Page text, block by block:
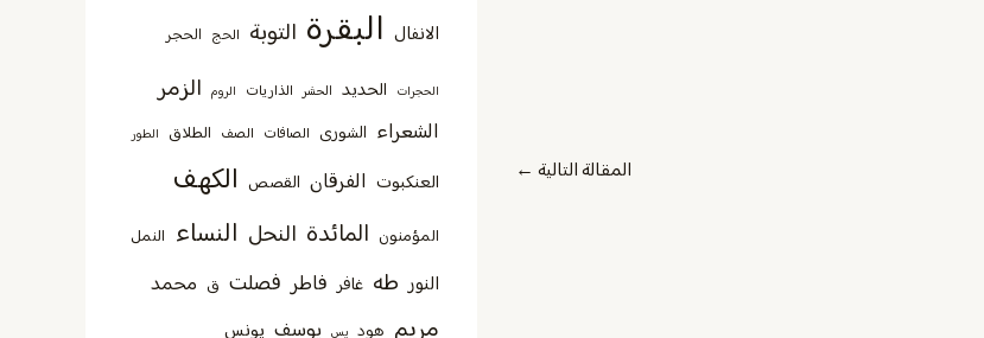
المقالة التالية ←
الانفال البقرة التوبة الحج الحجر
الحجرات الحديد الحشر الذاريات الروم الزمر
الشعراء الشورى الصافات الصف الطلاق الطور
العنكبوت الفرقان القصص الكهف
المؤمنون المائدة النحل النساء النمل
النور طه غافر فاطر فصلت ق محمد
يس